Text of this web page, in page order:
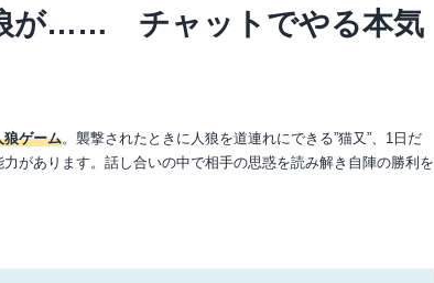
が…… チャットでやる本気
狼ゲーム。襲撃されたときに人狼を道連れにできる”猫又”、1日だ
があります。話し合いの中で相手の思惑を読み解き自陣の勝利を